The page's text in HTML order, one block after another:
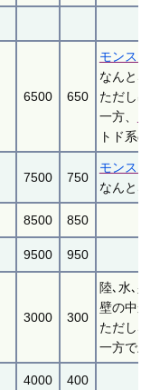
6500 650
モンス
なんと
ただ
一方、
トド
7500 750
モンス
なんと
8500 850
9500 950
3000 300
陸､水
壁の中
ただし
一方で
4000 400